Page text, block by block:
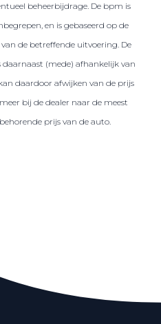
beheerbijdrage. De bpm is
en is gebaseerd op de
de betreffende uitvoering. De
(mede) afhankelijk van
daardoor afwijken van de prijs
bij de dealer naar de meest
prijs van de auto.